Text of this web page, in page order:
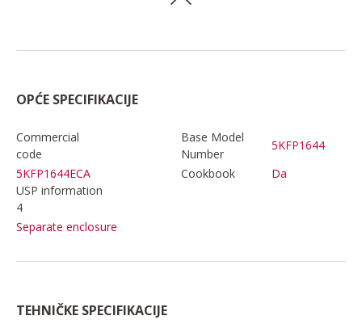
OPĆE SPECIFIKACIJE
Commercial
code
5KFP1644ECA
Base Model
Number
5KFP1644
Cookbook
Da
USP information
4
Separate enclosure
TEHNIČKE SPECIFIKACIJE